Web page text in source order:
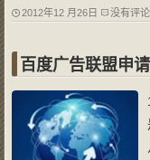
2012年12 月26日 没有评论
百度广告联盟申